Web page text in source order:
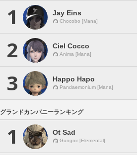
1 Jay Eins
Chocobo [Mana]
2 Ciel Cocco
Anima [Mana]
3 Happo Hapo
Pandaemonium [Mana]
グランドカンパニーランキング
1 Ot Sad
Gungnir [Elemental]